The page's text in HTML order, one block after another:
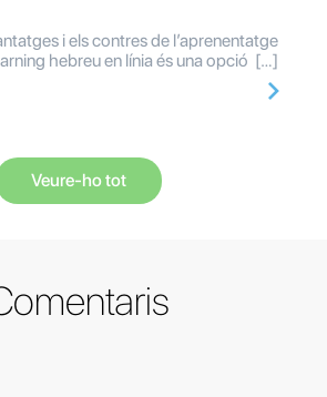
i els contres de l’aprenentatge
hebreu en línia és una opció […]
Veure-ho tot